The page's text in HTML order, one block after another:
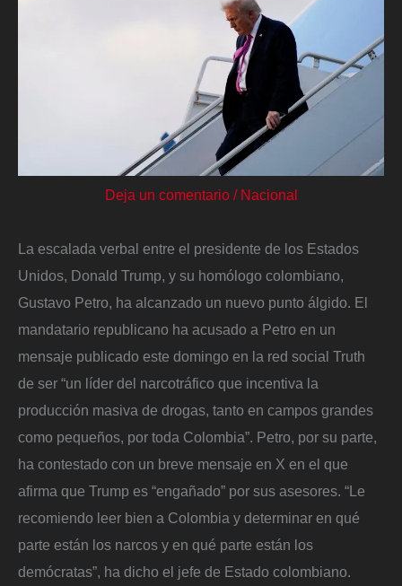
Deja un comentario / Nacional
La escalada verbal entre el presidente de los Estados
Unidos, Donald Trump, y su homólogo colombiano,
Gustavo Petro, ha alcanzado un nuevo punto álgido. El
mandatario republicano ha acusado a Petro en un
mensaje publicado este domingo en la red social Truth
de ser “un líder del narcotráfico que incentiva la
producción masiva de drogas, tanto en campos grandes
como pequeños, por toda Colombia”. Petro, por su parte,
ha contestado con un breve mensaje en X en el que
afirma que Trump es “engañado” por sus asesores. “Le
recomiendo leer bien a Colombia y determinar en qué
parte están los narcos y en qué parte están los
demócratas”, ha dicho el jefe de Estado colombiano.